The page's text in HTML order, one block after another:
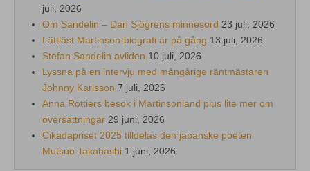
juli, 2026
Om Sandelin – Dan Sjögrens minnesord 23 juli, 2026
Lättläst Martinson-biografi är på gång 13 juli, 2026
Stefan Sandelin avliden 10 juli, 2026
Lyssna på en intervju med mångårige räntmästaren
Johnny Karlsson 7 juli, 2026
Anna Rottiers besök i Martinsonland plus lite mer om
översättningar 29 juni, 2026
Cikadapriset 2025 tilldelas den japanske poeten
Mutsuo Takahashi 1 juni, 2026